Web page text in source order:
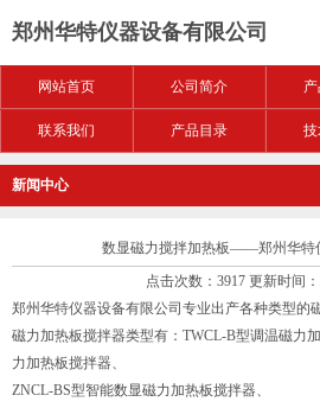
郑州华特仪器设备有限公司
网站首页 公司简介
联系我们 产品目录
新闻中心
数显磁力搅拌加热板——郑州华特
点击次数：3917 更新时间
郑州华特仪器设备有限公司专业出产各种类型的
磁力加热板搅拌器类型有： TWCL-B型调温磁力
力加热板搅拌器、
ZNCL-BS型智能数显磁力加热板搅拌器、